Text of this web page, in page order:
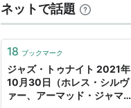
ネットで話題
18 ブックマーク
ジャズ・トゥナイト 2021年
10月30日（ホレス・シルヴ
ァー、アーマッド・ジャマ